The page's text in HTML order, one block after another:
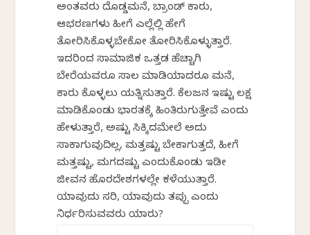
ಅಂತವರು ದೊಡ್ಡಮನೆ, ಬ್ರಾಂಡ್ ಕಾರು,
ಆಭರಣಗಳು ಹೀಗೆ ಎಲ್ಲೆಲ್ಲಿ ಹೇಗೆ
ತೋರಿಸಿಕೊಳ್ಳಬೇಕೋ ತೋರಿಸಿಕೊಳ್ಳುತ್ತಾರೆ.
ಇದರಿಂದ ಸಾಮಾಜಿಕ ಒತ್ತಡ ಹೆಚ್ಚಾಗಿ
ಬೇರೆಯವರೂ ಸಾಲ ಮಾಡಿಯಾದರೂ ಮನೆ,
ಕಾರು ಕೊಳ್ಳಲು ಯತ್ನಿಸುತ್ತಾರೆ. ಕೆಲಜನ ಇಷ್ಟು ಲಕ್ಷ
ಮಾಡಿಕೊಂಡು ಭಾರತಕ್ಕೆ ಹಿಂತಿರುಗುತ್ತೇವೆ ಎಂದು
ಹೇಳುತ್ತಾರೆ, ಅಷ್ಟು ಸಿಕ್ಕಿದಮೇಲೆ ಅದು
ಸಾಕಾಗುವುದಿಲ್ಲ, ಮತ್ತಷ್ಟು ಬೇಕಾಗುತ್ತದೆ, ಹೀಗೆ
ಮತ್ತಷ್ಟು, ಮಗದಷ್ಟು ಎಂದುಕೊಂಡು ಇಡೀ
ಜೀವನ ಹೊರದೇಶಗಳಲ್ಲೇ ಕಳೆಯುತ್ತಾರೆ.
ಯಾವುದು ಸರಿ, ಯಾವುದು ತಪ್ಪು ಎಂದು
ನಿರ್ಧರಿಸುವವರು ಯಾರು?